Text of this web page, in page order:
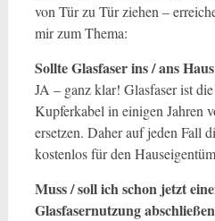
von Tür zu Tür ziehen –
mir zum Thema:
Sollte Glasfaser ins / ans
JA – ganz klar! Glasfaser ist
Kupferkabel in einigen Jahren
ersetzen. Daher auf jeden Fall
kostenlos für den
Muss / soll ich schon jetzt
Glasfasernutzung